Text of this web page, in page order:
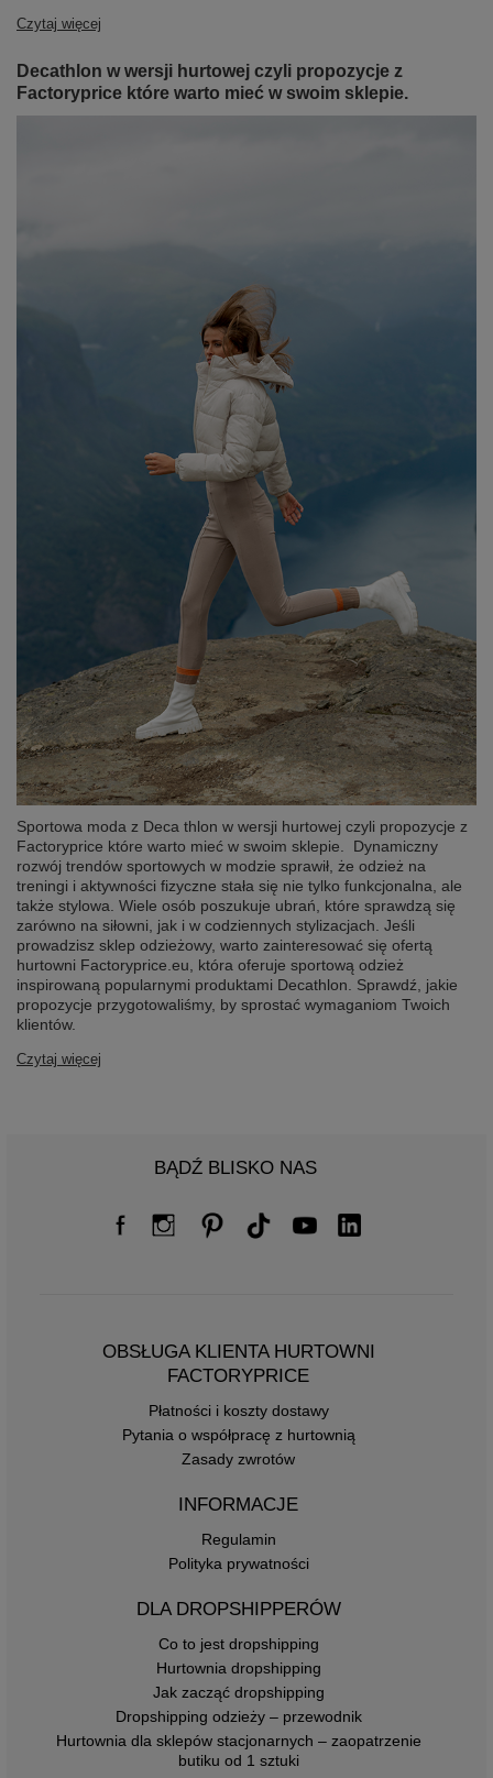
Czytaj więcej
Decathlon w wersji hurtowej czyli propozycje z
Factoryprice które warto mieć w swoim sklepie.
Sportowa moda z Deca thlon w wersji hurtowej czyli propozycje z
Factoryprice które warto mieć w swoim sklepie. Dynamiczny
rozwój trendów sportowych w modzie sprawił, że odzież na
treningi i aktywności fizyczne stała się nie tylko funkcjonalna, ale
także stylowa. Wiele osób poszukuje ubrań, które sprawdzą się
zarówno na siłowni, jak i w codziennych stylizacjach. Jeśli
prowadzisz sklep odzieżowy, warto zainteresować się ofertą
hurtowni Factoryprice.eu, która oferuje sportową odzież
inspirowaną popularnymi produktami Decathlon. Sprawdź, jakie
propozycje przygotowaliśmy, by sprostać wymaganiom Twoich
klientów.
Czytaj więcej
BĄDŹ BLISKO NAS
OBSŁUGA KLIENTA HURTOWNI
FACTORYPRICE
Płatności i koszty dostawy
Pytania o współpracę z hurtownią
Zasady zwrotów
INFORMACJE
Regulamin
Polityka prywatności
DLA DROPSHIPPERÓW
Co to jest dropshipping
Hurtownia dropshipping
Jak zacząć dropshipping
Dropshipping odzieży – przewodnik
Hurtownia dla sklepów stacjonarnych – zaopatrzenie
butiku od 1 sztuki